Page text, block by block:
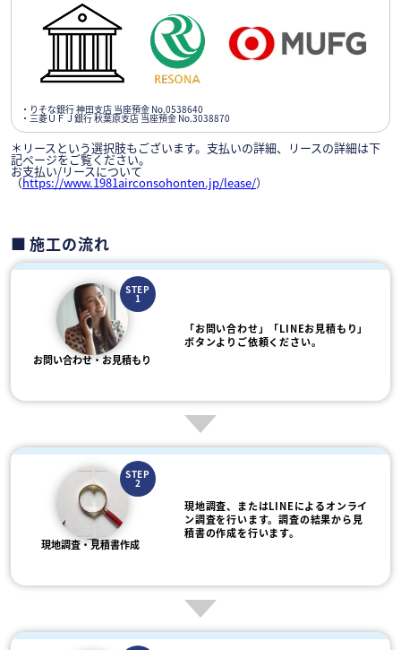
・りそな銀行 神田支店 当座預金 No.0538640
・三菱ＵＦＪ銀行 秋葉原支店 当座預金 No.3038870
＊リースという選択肢もございます。支払いの詳細、リースの詳細は下
記ページをご覧ください。
お支払い/リースについて
（https://www.1981airconsohonten.jp/lease/）
施工の流れ
STEP
1
お問い合わせ・お見積もり
「お問い合わせ」「LINEお見積もり」
ボタンよりご依頼ください。
STEP
2
現地調査・見積書作成
現地調査、またはLINEによるオンライ
ン調査を行います。調査の結果から見
積書の作成を行います。